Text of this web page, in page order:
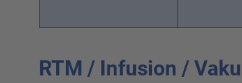
RTM / Infusion /